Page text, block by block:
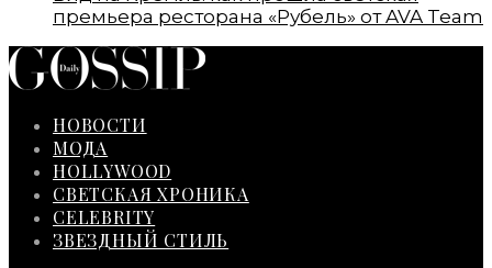
премьера ресторана «Рубель» от AVA Team
НОВОСТИ
МОДА
HOLLYWOOD
СВЕТСКАЯ ХРОНИКА
CELEBRITY
ЗВЕЗДНЫЙ СТИЛЬ